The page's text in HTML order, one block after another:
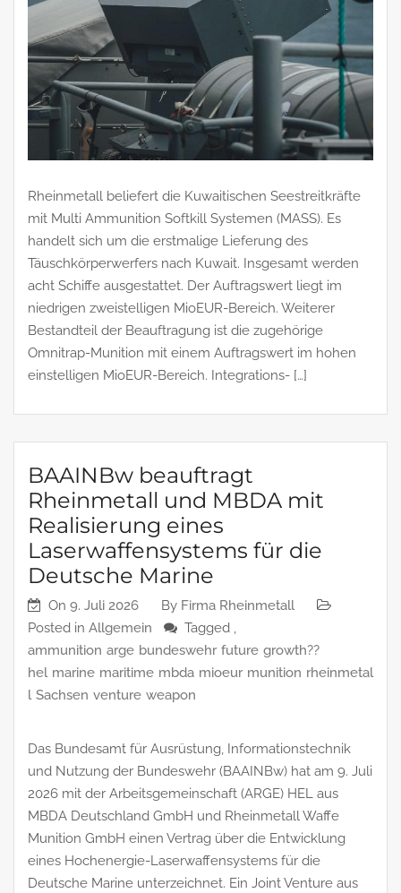
Rheinmetall beliefert die Kuwaitischen Seestreitkräfte
mit Multi Ammunition Softkill Systemen (MASS). Es
handelt sich um die erstmalige Lieferung des
Täuschkörperwerfers nach Kuwait. Insgesamt werden
acht Schiffe ausgestattet. Der Auftragswert liegt im
niedrigen zweistelligen MioEUR-Bereich. Weiterer
Bestandteil der Beauftragung ist die zugehörige
Omnitrap-Munition mit einem Auftragswert im hohen
einstelligen MioEUR-Bereich. Integrations- […]
BAAINBw beauftragt
Rheinmetall und MBDA mit
Realisierung eines
Laserwaffensystems für die
Deutsche Marine
On 9. Juli 2026 By Firma Rheinmetall
Posted in Allgemein
Tagged ,
ammunition arge bundeswehr future growth??
hel marine maritime mbda mioeur munition rheinmetal
l Sachsen venture weapon
Das Bundesamt für Ausrüstung, Informationstechnik
und Nutzung der Bundeswehr (BAAINBw) hat am 9. Juli
2026 mit der Arbeitsgemeinschaft (ARGE) HEL aus
MBDA Deutschland GmbH und Rheinmetall Waffe
Munition GmbH einen Vertrag über die Entwicklung
eines Hochenergie-Laserwaffensystems für die
Deutsche Marine unterzeichnet. Ein Joint Venture aus